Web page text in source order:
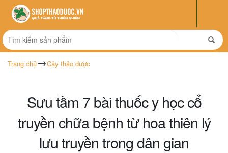
Trang chủ Cây thảo dược
Sưu tầm 7 bài thuốc y học cổ
truyền chữa bệnh từ hoa thiên lý
lưu truyền trong dân gian